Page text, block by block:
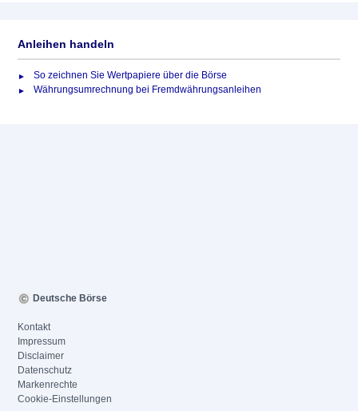
Anleihen handeln
So zeichnen Sie Wertpapiere über die Börse
Währungsumrechnung bei Fremdwährungsanleihen
Deutsche Börse
Kontakt
Impressum
Disclaimer
Datenschutz
Markenrechte
Cookie-Einstellungen